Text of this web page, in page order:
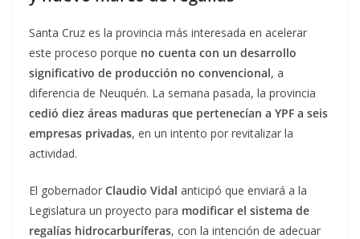
Santa Cruz es la provincia más interesada en acelerar
este proceso porque no cuenta con un desarrollo
significativo de producción no convencional, a
diferencia de Neuquén. La semana pasada, la provincia
cedió diez áreas maduras que pertenecían a YPF a seis
empresas privadas, en un intento por revitalizar la
actividad.
El gobernador Claudio Vidal anticipó que enviará a la
Legislatura un proyecto para modificar el sistema de
regalías hidrocarburíferas, con la intención de adecuar